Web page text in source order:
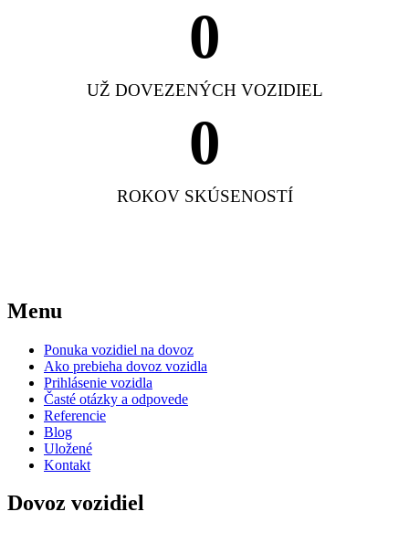
UŽ DOVEZENÝCH VOZIDIEL
0
ROKOV SKÚSENOSTÍ
0
Menu
Ponuka vozidiel na dovoz
Ako prebieha dovoz vozidla
Prihlásenie vozidla
Časté otázky a odpovede
Referencie
Blog
Uložené
Kontakt
Dovoz vozidiel